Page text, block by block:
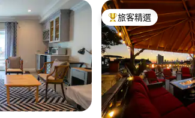
旅客精選榜首
旅客精選